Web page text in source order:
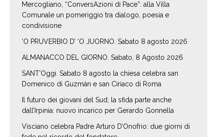
Mercogliano, “ConversAzioni di Pace”: alla Villa
Comunale un pomeriggio tra dialogo, poesia e
condivisione
‘O PRUVERBIO D’ ‘O JUORNO. Sabato 8 agosto 2026
ALMANACCO DEL GIORNO. Sabato, 8 Agosto 2026
SANT’Oggi. Sabato 8 agosto la chiesa celebra san
Domenico di Guzmán e san Ciriaco di Roma
Il futuro dei giovani del Sud, la sfida parte anche
dall’Irpinia: nuovo incarico per Gerardo Gonnella
Visciano celebra Padre Arturo D’Onofrio: due giorni di